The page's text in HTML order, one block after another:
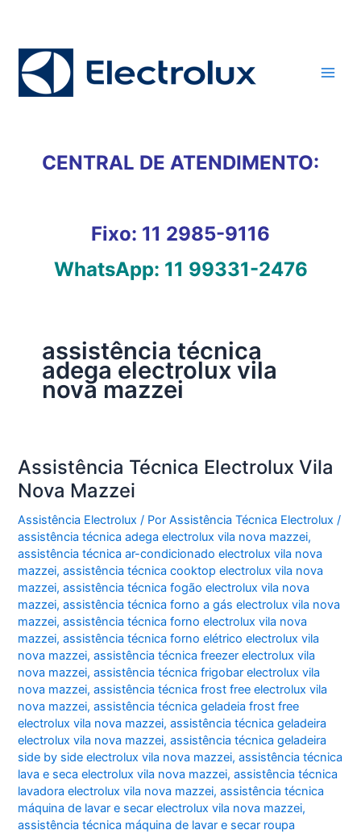
conteúdo
CENTRAL DE ATENDIMENTO:
Fixo: 11 2985-9116
WhatsApp: 11 99331-2476
assistência técnica
adega electrolux vila
nova mazzei
Assistência Técnica Electrolux Vila
Nova Mazzei
Assistência Electrolux / PorAssistência Técnica Electrolux/
assistência técnica adega electrolux vila nova mazzei,
assistência técnica ar-condicionado electrolux vila nova
mazzei,assistência técnica cooktop electrolux vila nova
mazzei,assistência técnica fogão electrolux vila nova
mazzei,assistência técnica forno a gás electrolux vila nova
mazzei,assistência técnica forno electrolux vila nova
mazzei,assistência técnica forno elétrico electrolux vila
nova mazzei,assistência técnica freezer electrolux vila
nova mazzei,assistência técnica frigobar electrolux vila
nova mazzei,assistência técnica frost free electrolux vila
nova mazzei,assistência técnica geladeia frost free
electrolux vila nova mazzei,assistência técnica geladeira
electrolux vila nova mazzei,assistência técnica geladeira
side by side electrolux vila nova mazzei,assistência técnica
lava e seca electrolux vila nova mazzei,assistência técnica
lavadora electrolux vila nova mazzei,assistência técnica
máquina de lavar e secar electrolux vila nova mazzei,
assistência técnica máquina de lavar e secar roupa